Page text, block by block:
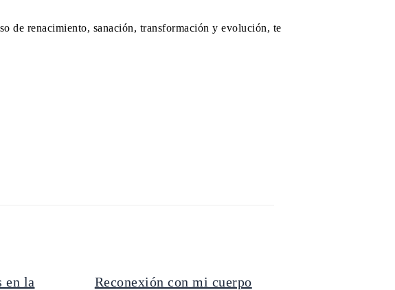
de renacimiento, sanación, transformación y evolución, te
en la
Reconexión con mi cuerpo